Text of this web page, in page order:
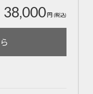
38,000円 (税込)